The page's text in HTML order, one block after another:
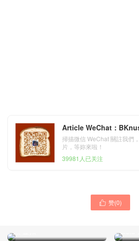
Article WeChat：
掃描微信 WeChat 關註我們
片，等妳來啦！
39981人已关注
 赞(0)
Hermes MiniKelly Pochette